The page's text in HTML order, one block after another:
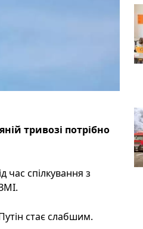
тривозі потрібно
час спілкування з
стає слабшим.